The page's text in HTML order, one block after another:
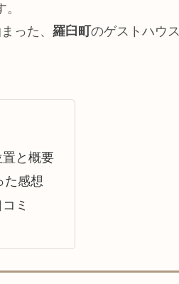
った、 羅臼町のゲストハウス
と概要
た感想
ミ